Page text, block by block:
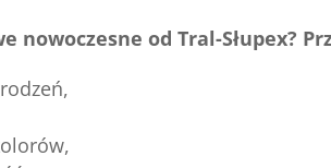
nowoczesne od Tral-Słupex?